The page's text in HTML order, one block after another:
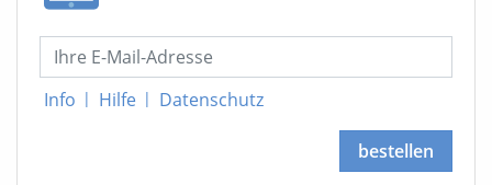
Info | Hilfe | Datenschutz
bestellen